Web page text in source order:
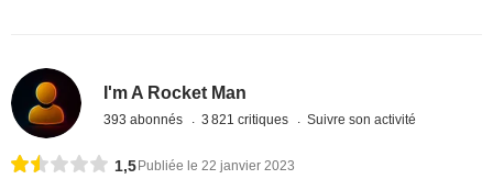
I'm A Rocket Man
393 abonnés 3 821 critiques Suivre son activité
1,5Publiée le 22 janvier 2023